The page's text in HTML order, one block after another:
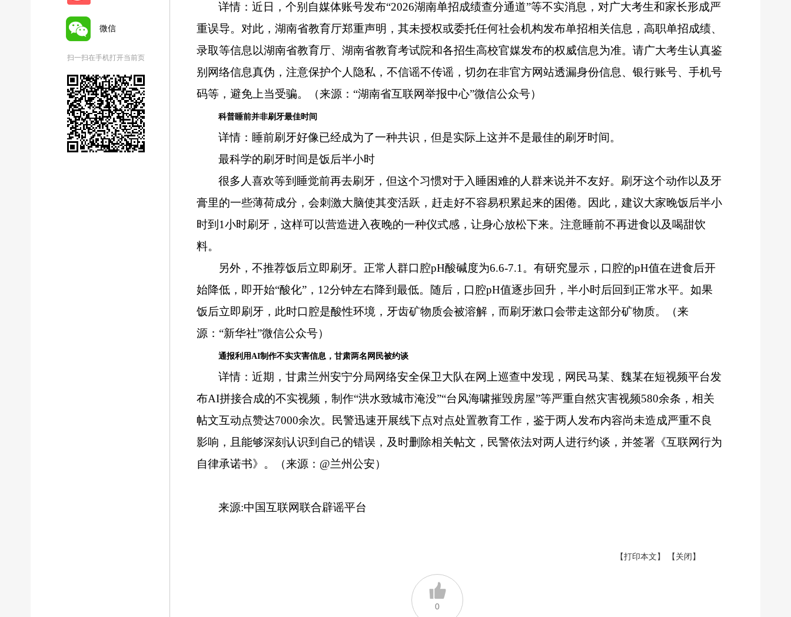
微信
扫一扫在手机打开当前页
详情：近日，个别自媒体账号发布“2026湖南单招成绩查分通道”等不实消息，对广大考生和家长形成严
重误导。对此，湖南省教育厅郑重声明，其未授权或委托任何社会机构发布单招相关信息，高职单招成绩、
录取等信息以湖南省教育厅、湖南省教育考试院和各招生高校官媒发布的权威信息为准。请广大考生认真鉴
别网络信息真伪，注意保护个人隐私，不信谣不传谣，切勿在非官方网站透漏身份信息、银行账号、手机号
码等，避免上当受骗。（来源：“湖南省互联网举报中心”微信公众号）
科普睡前并非刷牙最佳时间
详情：睡前刷牙好像已经成为了一种共识，但是实际上这并不是最佳的刷牙时间。
最科学的刷牙时间是饭后半小时
很多人喜欢等到睡觉前再去刷牙，但这个习惯对于入睡困难的人群来说并不友好。刷牙这个动作以及牙
膏里的一些薄荷成分，会刺激大脑使其变活跃，赶走好不容易积累起来的困倦。因此，建议大家晚饭后半小
时到1小时刷牙，这样可以营造进入夜晚的一种仪式感，让身心放松下来。注意睡前不再进食以及喝甜饮
料。
另外，不推荐饭后立即刷牙。正常人群口腔pH酸碱度为6.6-7.1。有研究显示，口腔的pH值在进食后开
始降低，即开始“酸化”，12分钟左右降到最低。随后，口腔pH值逐步回升，半小时后回到正常水平。如果
饭后立即刷牙，此时口腔是酸性环境，牙齿矿物质会被溶解，而刷牙漱口会带走这部分矿物质。（来
源：“新华社”微信公众号）
通报利用AI制作不实灾害信息，甘肃两名网民被约谈
详情：近期，甘肃兰州安宁分局网络安全保卫大队在网上巡查中发现，网民马某、魏某在短视频平台发
布AI拼接合成的不实视频，制作“洪水致城市淹没”“台风海啸摧毁房屋”等严重自然灾害视频580余条，相关
帖文互动点赞达7000余次。民警迅速开展线下点对点处置教育工作，鉴于两人发布内容尚未造成严重不良
影响，且能够深刻认识到自己的错误，及时删除相关帖文，民警依法对两人进行约谈，并签署《互联网行为
自律承诺书》。（来源：@兰州公安）
来源:中国互联网联合辟谣平台
【打印本文】 【关闭】
0